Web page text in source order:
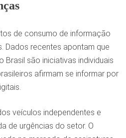
de consumo de informação
Dados recentes apontam que
Brasil são iniciativas individuais
afirmam se informar por
veículos independentes e
de urgências do setor. O